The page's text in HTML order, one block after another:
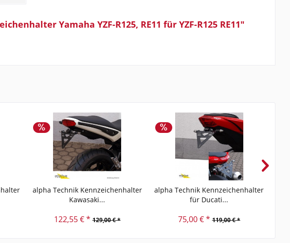
Yamaha YZF-R125, RE11 für YZF-R125 RE11"
alpha Technik Kennzeichenhalter
Kawasaki...
122,55 € * 129,00 € *
alpha Technik Kennzeichenhalter
für Ducati...
75,00 € * 119,00 € *